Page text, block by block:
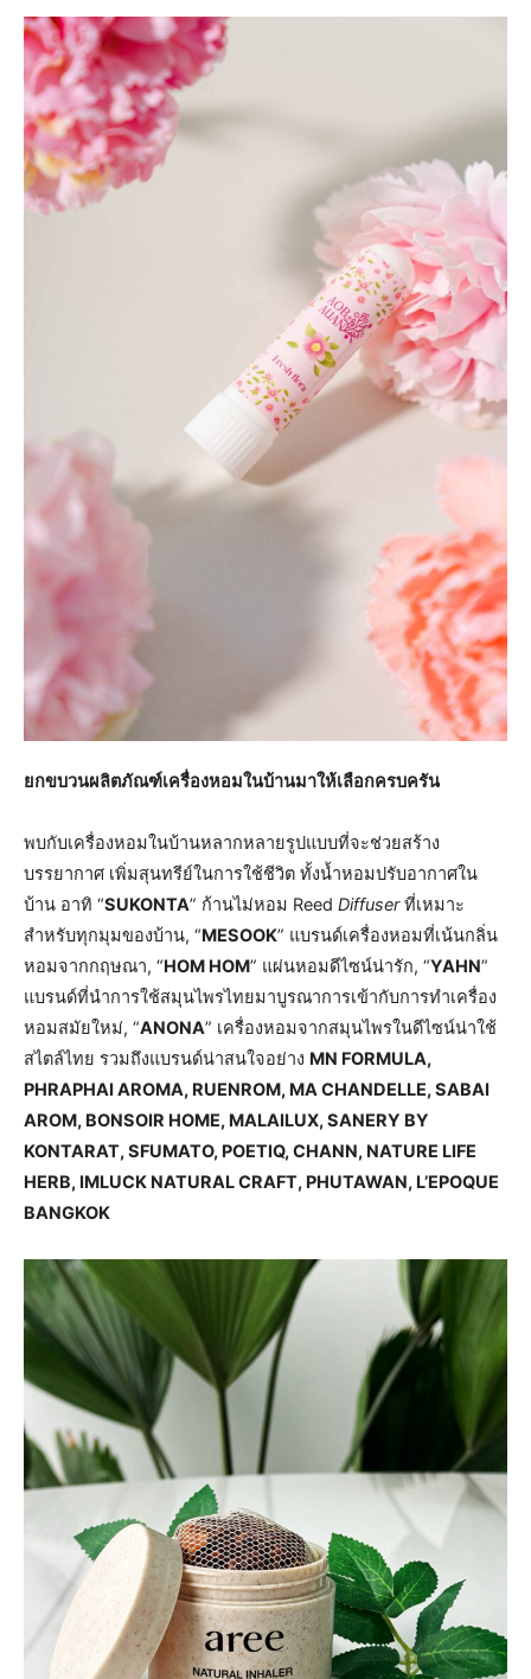
ยกขบวนผลิตภัณฑ์เครื่องหอมในบ้านมาให้เลือกครบครัน
พบกับเครื่องหอมในบ้านหลากหลายรูปแบบที่จะช่วยสร้าง
บรรยากาศ เพิ่มสุนทรีย์ในการใช้ชีวิต ทั้งน้ำหอมปรับอากาศใน
บ้าน อาทิ “SUKONTA” ก้านไม่หอม Reed Diffuserที่เหมาะ
สำหรับทุกมุมของบ้าน, “MESOOK” แบรนด์เครื่องหอมที่เน้นกลิ่น
หอมจากกฤษณา, “HOM HOM” แผ่นหอมดีไซน์น่ารัก, “YAHN”
แบรนด์ที่นำการใช้สมุนไพรไทยมาบูรณาการเข้ากับการทำเครื่อง
หอมสมัยใหม่, “ANONA” เครื่องหอมจากสมุนไพรในดีไซน์น่าใช้
สไตล์ไทย รวมถึงแบรนด์น่าสนใจอย่าง MN FORMULA,
PHRAPHAI AROMA, RUENROM, MA CHANDELLE, SABAI
AROM, BONSOIR HOME, MALAILUX, SANERY BY
KONTARAT, SFUMATO, POETIQ, CHANN, NATURE LIFE
HERB, IMLUCK NATURAL CRAFT, PHUTAWAN, L’EPOQUE
BANGKOK